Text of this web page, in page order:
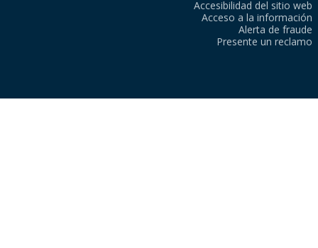
Accesibilidad del sitio web
Acceso a la información
Alerta de fraude
Presente un reclamo